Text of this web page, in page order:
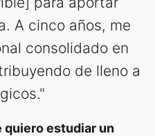
A cinco años, me
consolidado en
de lleno a
quiero estudiar un